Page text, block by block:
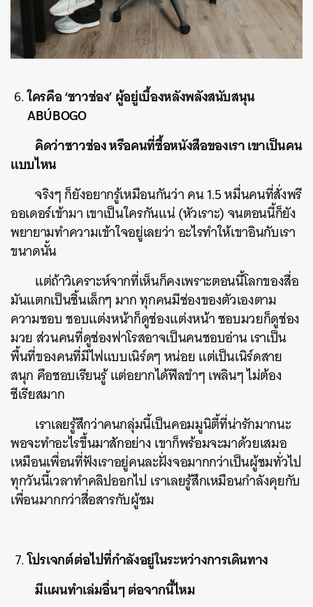
ใครคือ ‘ชาวช่อง’ ผู้อยู่เบื้องหลังพลังสนับสนุน
ABÚBOGO
คิดว่าชาวช่อง หรือคนที่ซื้อหนังสือของเรา เขาเป็นคน
แบบไหน
จริงๆ ก็ยังอยากรู้เหมือนกันว่า คน 1.5 หมื่นคนที่สั่งพรี
ออเดอร์เข้ามา เขาเป็นใครกันแน่ (หัวเราะ) จนตอนนี้ก็ยัง
พยายามทำความเข้าใจอยู่เลยว่า อะไรทำให้เขาอินกับเรา
ขนาดนั้น
แต่ถ้าวิเคราะห์จากที่เห็นก็คงเพราะตอนนี้โลกของสื่อ
มันแตกเป็นชิ้นเล็กๆ มาก ทุกคนมีช่องของตัวเองตาม
ความชอบ ชอบแต่งหน้าก็ดูช่องแต่งหน้า ชอบมวยก็ดูช่อง
มวย ส่วนคนที่ดูช่องฟาโรสอาจเป็นคนชอบอ่าน เราเป็น
พื้นที่ของคนที่มีไฟแบบเนิร์ดๆ หน่อย แต่เป็นเนิร์ดสาย
สนุก คือชอบเรียนรู้ แต่อยากได้ฟีลขำๆ เพลินๆ ไม่ต้อง
ซีเรียสมาก
เราเลยรู้สึกว่าคนกลุ่มนี้เป็นคอมมูนิตี้ที่น่ารักมากนะ
พอจะทำอะไรขึ้นมาสักอย่าง เขาก็พร้อมจะมาด้วยเสมอ
เหมือนเพื่อนที่ฟังเราอยู่คนละฝั่งจอมากกว่าเป็นผู้ชมทั่วไป
ทุกวันนี้เวลาทำคลิปออกไป เราเลยรู้สึกเหมือนกำลังคุยกับ
เพื่อนมากกว่าสื่อสารกับผู้ชม
โปรเจกต์ต่อไปที่กำลังอยู่ในระหว่างการเดินทาง
มีแผนทำเล่มอื่นๆ ต่อจากนี้ไหม